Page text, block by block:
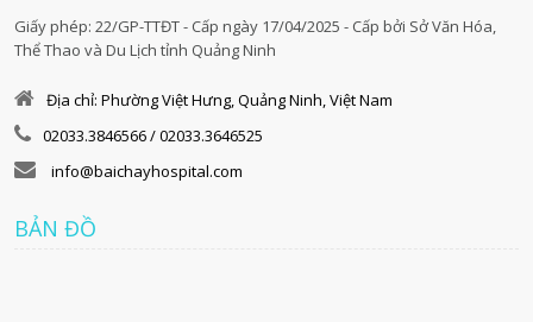
Giấy phép: 22/GP-TTĐT - Cấp ngày 17/04/2025 - Cấp bởi Sở Văn Hóa,
Thể Thao và Du Lịch tỉnh Quảng Ninh
Địa chỉ: Phường Việt Hưng, Quảng Ninh, Việt Nam
02033.3846566 / 02033.3646525
info@baichayhospital.com
BẢN ĐỒ